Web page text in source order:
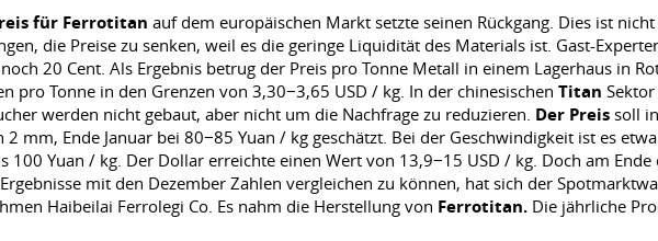
für Ferrotitan auf dem europäischen Markt setzte seinen Rückgang. Dies ist
die Preise zu senken, weil es die geringe Liquidität des Materials ist. Gast-
20 Cent. Als Ergebnis betrug der Preis pro Tonne Metall in einem Lagerhaus in
pro Tonne in den Grenzen von 3,30−3,65 USD / kg. In der chinesischen Titan
werden nicht gebaut, aber nicht um die Nachfrage zu reduzieren. Der Preis soll
mm, Ende Januar bei 80−85 Yuan / kg geschätzt. Bei der Geschwindigkeit ist es
Yuan / kg. Der Dollar erreichte einen Wert von 13,9−15 USD / kg. Doch am
mit den Dezember Zahlen vergleichen zu können, hat sich der
Haibeilai Ferrolegi Co. Es nahm die Herstellung von Ferrotitan. Die jährliche